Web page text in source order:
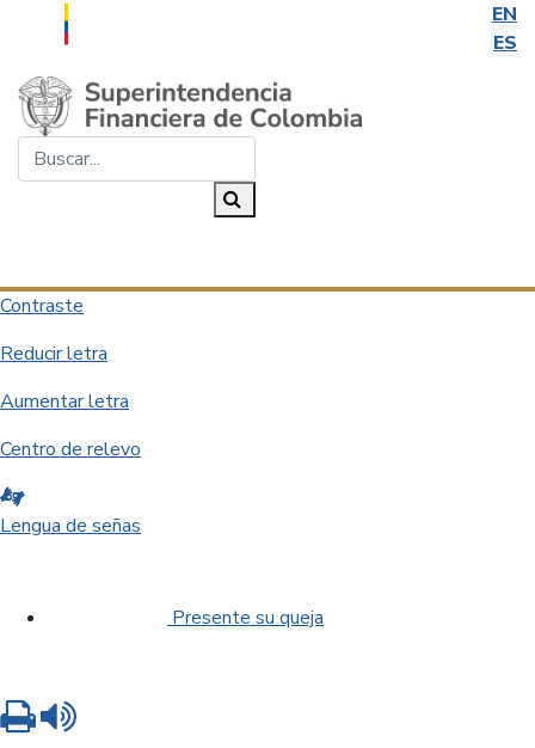
EN
ES
Saltar al contenido principal
Contraste
Reducir letra
Aumentar letra
Centro de relevo
Lengua de señas
Presente su queja
Imprimir